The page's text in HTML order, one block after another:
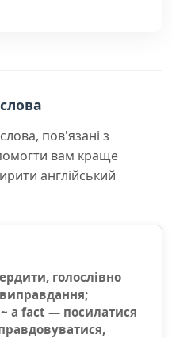
пов'язані з
вам краще
англійський
голослівно
a fact — посилатися